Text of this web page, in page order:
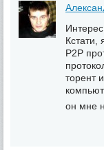
Кстати,
P2P
торент
он мне